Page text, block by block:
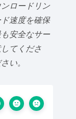
ロードリン
速度を確保
安全なサー
てくださ
い。